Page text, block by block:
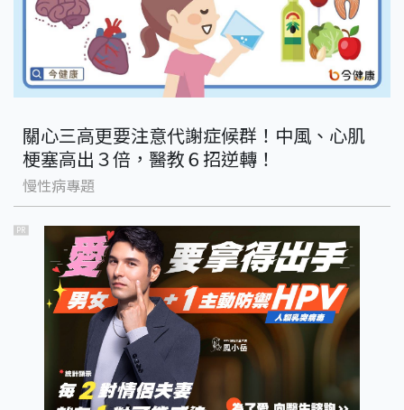
關心三高更要注意代謝症候群！中風、心肌
梗塞高出３倍，醫教６招逆轉！
慢性病專題
PR